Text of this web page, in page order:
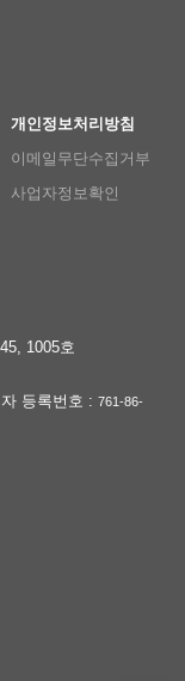
개인정보처리방침
이메일무단수집거부
사업자정보확인
1005호
등록번호 : 761-86-